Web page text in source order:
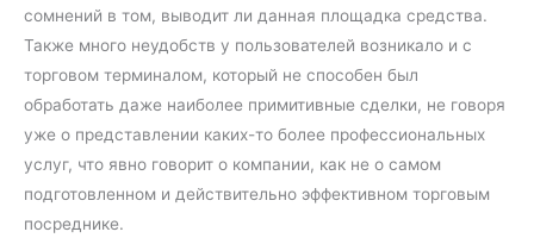
сомнений в том, выводит ли данная площадка средства.
Также много неудобств у пользователей возникало и с
торговом терминалом, который не способен был
обработать даже наиболее примитивные сделки, не говоря
уже о представлении каких-то более профессиональных
услуг, что явно говорит о компании, как не о самом
подготовленном и действительно эффективном торговым
посреднике.